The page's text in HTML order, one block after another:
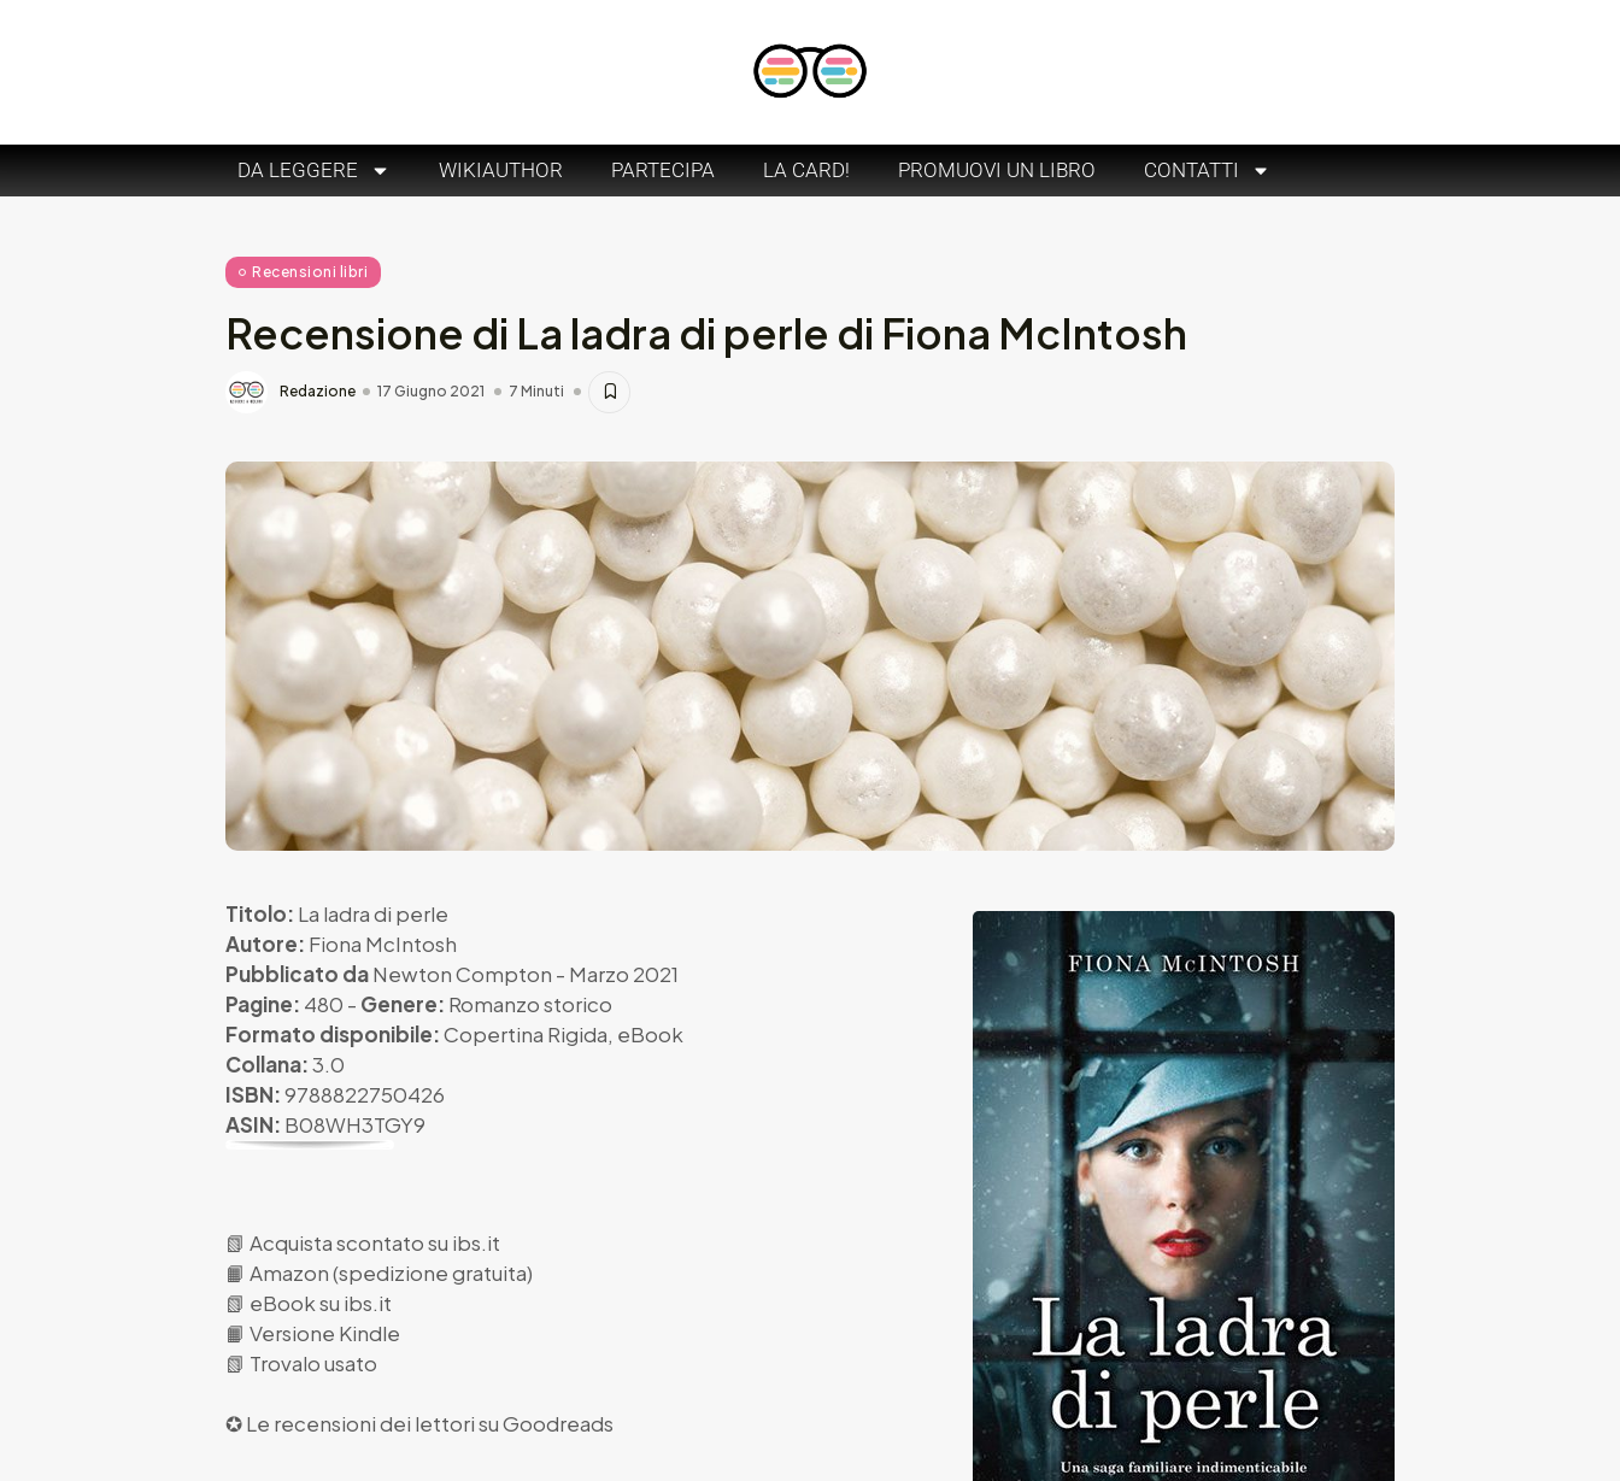
DA LEGGERE WIKIAUTHOR PARTECIPA LA CARD! PROMUOVI UN LIBRO CONTATTI
Recensioni libri
Recensione di La ladra di perle di Fiona McIntosh
Redazione 17 Giugno 2021 7 Minuti
Titolo: La ladra di perle
Autore: Fiona McIntosh
Pubblicato daNewton Compton - Marzo 2021
Pagine: 480 - Genere: Romanzo storico
Formato disponibile:Copertina Rigida, eBook
Collana:3.0
ISBN:9788822750426
ASIN: B08WH3TGY9
📗 Acquista scontato su ibs.it
📙 Amazon (spedizione gratuita)
📗 eBook su ibs.it
📙 Versione Kindle
📗 Trovalo usato
✪ Le recensioni dei lettori suGoodreads